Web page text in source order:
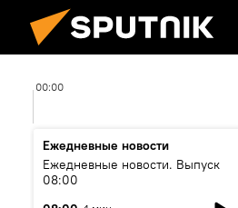
00:00
Ежедневные новости
Ежедневные новости. Выпуск
08:00